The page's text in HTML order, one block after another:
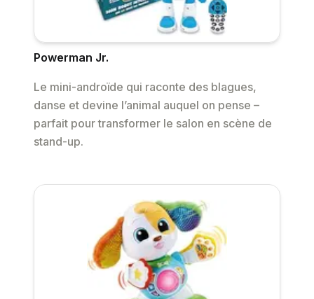
Powerman Jr.
Le mini-androïde qui raconte des blagues,
danse et devine l’animal auquel on pense –
parfait pour transformer le salon en scène de
stand-up.